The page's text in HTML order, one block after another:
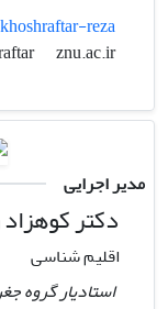
reza
khoshraftar
znu.ac.ir
مدیر اجرایی
دکتر
اقلیم شناسی
استادیار گروه